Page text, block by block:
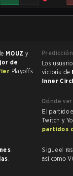
MOUZ y
de
Playoffs
.
.
Los usuarios de Strafe tenían un
victoria de
Inner
Dónde ver
El partido
Twitch y
partidos
Sigue el